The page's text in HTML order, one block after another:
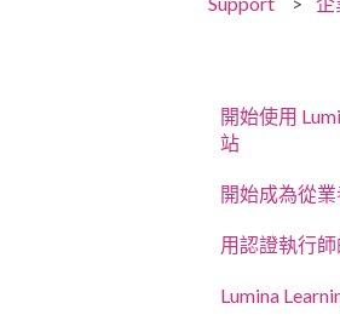
開始使用
站
回答問卷
登入您的
您的肖像
開始成為從
建立專案
用認證執行
教練與工
Lumina